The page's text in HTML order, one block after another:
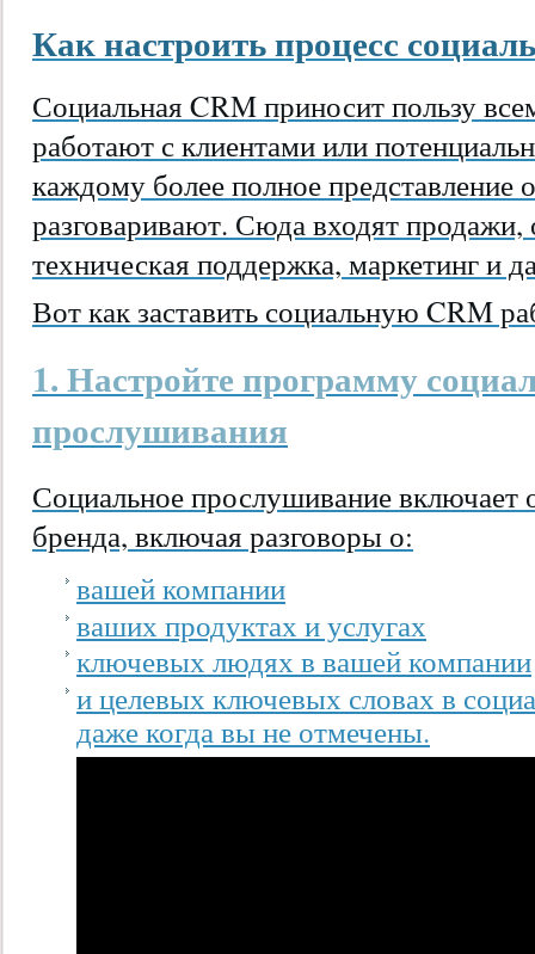
Как настроить процесс
Социальная CRM приносит пользу
работают с клиентами или
каждому более полное
разговаривают. Сюда входят продажи,
техническая поддержка, маркетинг и
Вот как заставить социальную CRM
1. Настройте программу
прослушивания
Социальное прослушивание включает
бренда, включая разговоры о:
вашей компании
ваших продуктах и ​​услугах
ключевых людях в вашей компании
и целевых ключевых словах в
даже когда вы не отмечены.